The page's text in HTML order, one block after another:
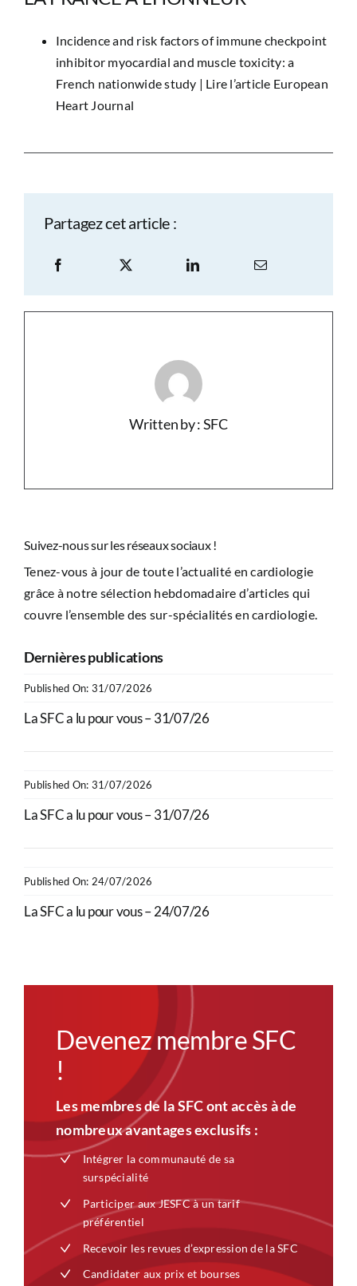
Suivez-nous sur les réseaux sociaux !
Tenez-vous à jour de toute l’actualité en cardiologie
grâce à notre sélection hebdomadaire d’articles qui
couvre l’ensemble des sur-spécialités en cardiologie.
Dernières publications
Published On: 31/07/2026
La SFC a lu pour vous – 31/07/26
Published On: 31/07/2026
La SFC a lu pour vous – 31/07/26
Published On: 24/07/2026
La SFC a lu pour vous – 24/07/26
Incidence and risk factors of immune checkpoint
inhibitor myocardial and muscle toxicity: a
French nationwide study | Lire l’article European
Heart Journal
Partagez cet article :
Written by : SFC
Devenez membre SFC
!
Les membres de la SFC ont accès à de
nombreux avantages exclusifs :
Intégrer la communauté de sa
surspécialité
Participer aux JESFC à un tarif
préférentiel
Recevoir les revues d’expression de la SFC
Candidater aux prix et bourses